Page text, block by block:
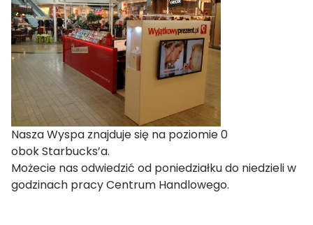
Nasza Wyspa znajduje się na poziomie 0
obok Starbucks’a.
Możecie nas odwiedzić od poniedziałku do niedzieli w
godzinach pracy Centrum Handlowego.